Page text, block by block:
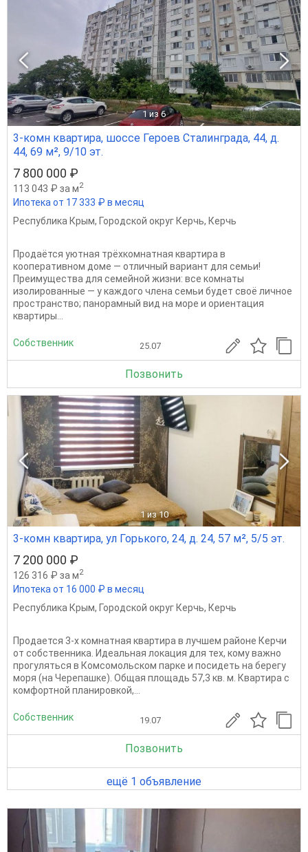
1 из 6
3-комн квартира, шоссе Героев Сталинграда, 44, д.
44, 69 м², 9/10 эт.
7 800 000 ₽
113 043 ₽ за м2
Ипотека от 17 333 ₽ в месяц
Республика Крым, Городской округ Керчь, Керчь
Продаётся уютная трёхкомнатная квартира в
кооперативном доме — отличный вариант для семьи!
Преимущества для семейной жизни: все комнаты
изолированные — у каждого члена семьи будет своё личное
пространство; панорамный вид на море и ориентация
квартиры...
Собственник 25.07
Позвонить
1 из 10
3-комн квартира, ул Горького, 24, д. 24, 57 м², 5/5 эт.
7 200 000 ₽
126 316 ₽ за м2
Ипотека от 16 000 ₽ в месяц
Республика Крым, Городской округ Керчь, Керчь
Продается 3-х комнатная квартира в лучшем районе Керчи
от собственника. Идеальная локация для тех, кому важно
прогуляться в Комсомольском парке и посидеть на берегу
моря (на Черепашке). Общая площадь 57,3 кв. м. Квартира с
комфортной планировкой,...
Собственник 19.07
Позвонить
ещё 1 объявление